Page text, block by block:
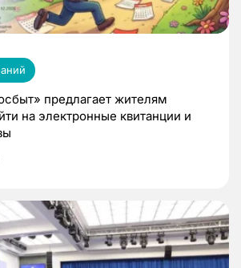
предлагает жителям
на электронные квитанции и